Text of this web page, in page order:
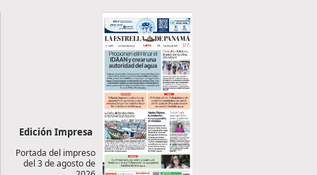
Edición Impresa
Portada del impreso
del 3 de agosto de